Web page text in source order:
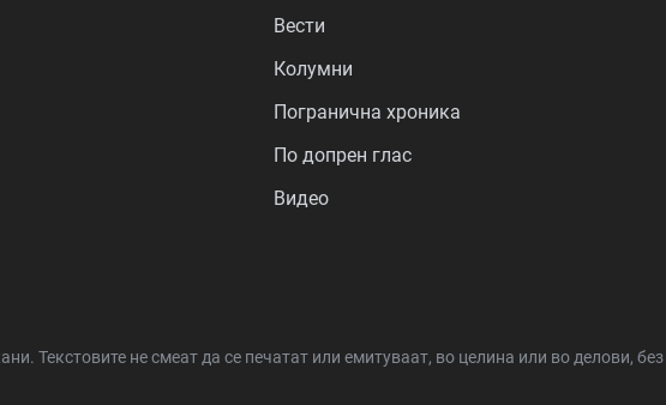
Вести
Колумни
Погранична хроника
По допрен глас
Видео
Текстовите не смеат да се печатат или емитуваат, во целина или во делови,